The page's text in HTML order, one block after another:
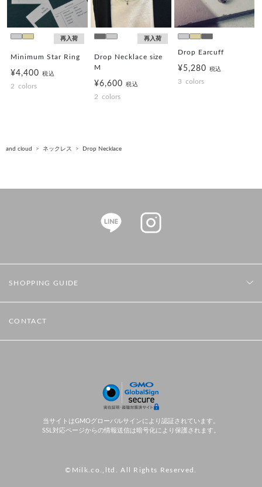
再入荷
Minimum Star Ring
¥4,400税込
2 colors
再入荷
Drop Necklace size
M
¥6,600 税込
2 colors
Drop Earcuff
¥5,280 税込
3 colors
and cloud ネックレス Drop Necklace
SHOPPING GUIDE
CONTACT
当サイトはGMOグローバルサインにより認証されています。
SSL対応ページからの情報送信は暗号化により保護されます。
©Milk.co.,ltd. All Rights Reserved.